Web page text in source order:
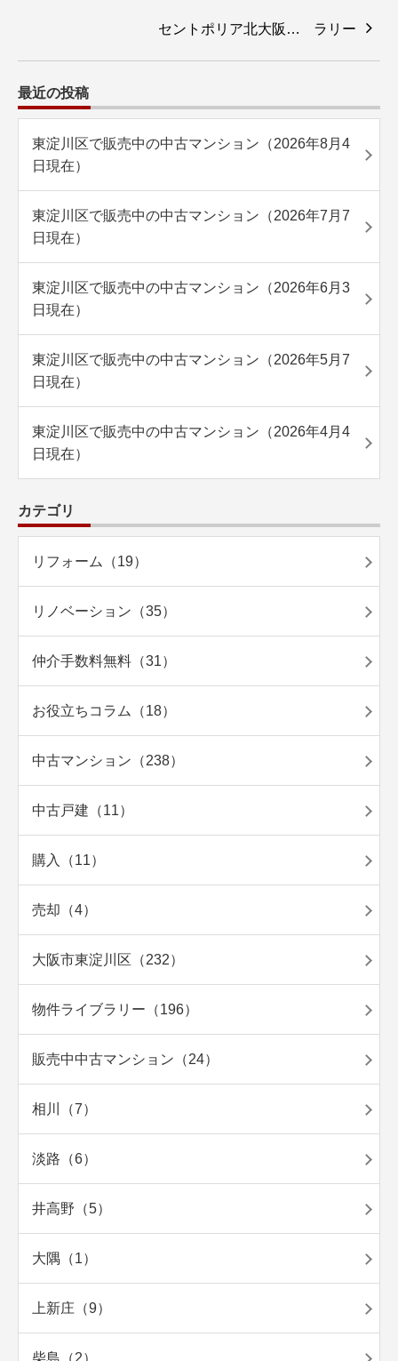
セントポリア北大阪…
最近の投稿
東淀川区で販売中の中古マンション（2026年8月4
日現在）
東淀川区で販売中の中古マンション（2026年7月7
日現在）
東淀川区で販売中の中古マンション（2026年6月3
日現在）
東淀川区で販売中の中古マンション（2026年5月7
日現在）
東淀川区で販売中の中古マンション（2026年4月4
日現在）
カテゴリ
リフォーム（19）
リノベーション（35）
仲介手数料無料（31）
お役立ちコラム（18）
中古マンション（238）
中古戸建（11）
購入（11）
売却（4）
大阪市東淀川区（232）
物件ライブラリー（196）
販売中中古マンション（24）
相川（7）
淡路（6）
井高野（5）
大隅（1）
上新庄（9）